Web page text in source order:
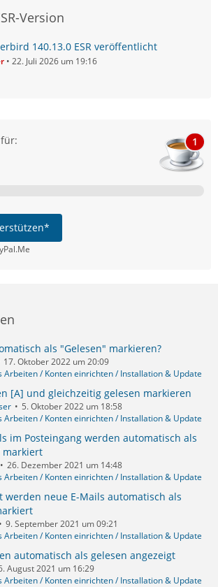
Version
140.13.0 ESR veröffentlicht
22. Juli 2026 um 19:16
1
als "Gelesen" markieren?
17. Oktober 2022 um 20:09
Arbeiten / Konten einrichten / Installation & Update
[A] und gleichzeitig gelesen markieren
5. Oktober 2022 um 18:58
Arbeiten / Konten einrichten / Installation & Update
im Posteingang werden automatisch als
markiert
26. Dezember 2021 um 14:48
Arbeiten / Konten einrichten / Installation & Update
werden neue E-Mails automatisch als
9. September 2021 um 09:21
Arbeiten / Konten einrichten / Installation & Update
automatisch als gelesen angezeigt
August 2021 um 16:29
Arbeiten / Konten einrichten / Installation & Update